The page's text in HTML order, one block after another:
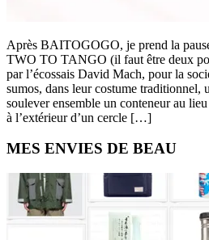
Après BAITOGOGO, je prend la
TWO TO TANGO (il faut être deux
par l’écossais David Mach, pour la
sumos, dans leur costume traditionnel,
soulever ensemble un conteneur au
à l’extérieur d’un cercle […]
Primary
Sidebar
MES ENVIES DE BEAU